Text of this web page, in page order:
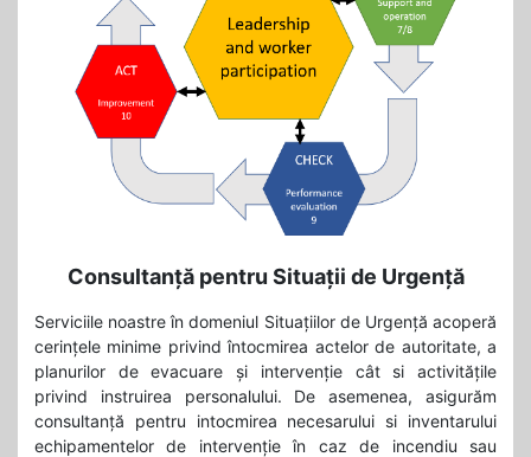
Consultanță pentru Situații de Urgență
Serviciile noastre în domeniul Situațiilor de Urgență acoperă
cerințele minime privind întocmirea actelor de autoritate, a
planurilor de evacuare și intervenție cât si activitățile
privind instruirea personalului. De asemenea, asigurăm
consultanță pentru intocmirea necesarului si inventarului
echipamentelor de intervenție în caz de incendiu sau